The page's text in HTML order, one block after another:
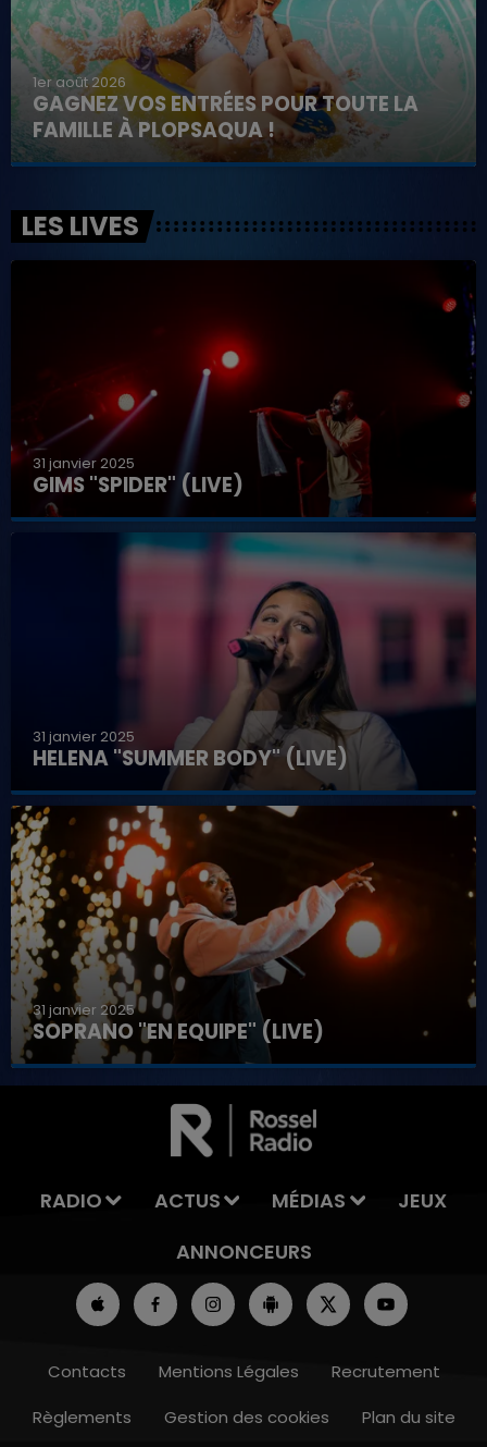
1er août 2026
GAGNEZ VOS ENTRÉES POUR TOUTE LA
FAMILLE À PLOPSAQUA !
LES LIVES
31 janvier 2025
GIMS "SPIDER" (LIVE)
31 janvier 2025
HELENA "SUMMER BODY" (LIVE)
31 janvier 2025
SOPRANO "EN EQUIPE" (LIVE)
RADIO ACTUS MÉDIAS
JEUX
ANNONCEURS
Contacts Mentions Légales
Recrutement
Règlements
Gestion des cookies Plan du site